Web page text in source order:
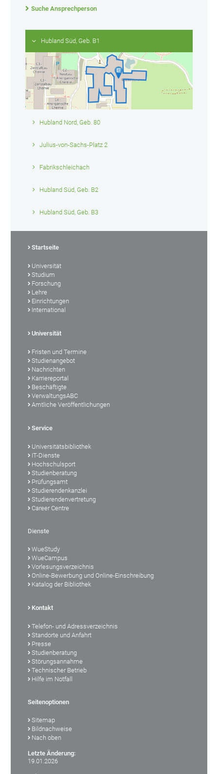
Suche Ansprechperson
Hubland Süd, Geb. B1
Hubland Nord, Geb. 80
Julius-von-Sachs-Platz 2
Fabrikschleichach
Hubland Süd, Geb. B2
Hubland Süd, Geb. B3
Startseite
Universität
Studium
Forschung
Lehre
Einrichtungen
International
Universität
Fristen und Termine
Studienangebot
Nachrichten
Karriereportal
Beschäftigte
VerwaltungsABC
Amtliche Veröffentlichungen
Service
Universitätsbibliothek
IT-Dienste
Hochschulsport
Studienberatung
Prüfungsamt
Studierendenkanzlei
Studierendenvertretung
Career Centre
Dienste
WueStudy
WueCampus
Vorlesungsverzeichnis
Online-Bewerbung und Online-Einschreibung
Katalog der Bibliothek
Kontakt
Telefon- und Adressverzeichnis
Standorte und Anfahrt
Presse
Studienberatung
Störungsannahme
Technischer Betrieb
Hilfe im Notfall
Seitenoptionen
Sitemap
Bildnachweise
Nach oben
Letzte Änderung:
19.01.2026